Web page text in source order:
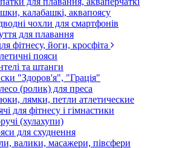
калабашкі, аквапоясу
чохли для смартфонів
для плавання
фітнесу, йоги, кросфіта
пояси
та штанги
"Здоров'я", "Грація"
(ролик) для преса
лямки, петли атлетические
для фітнесу і гімнастики
(хулахупи)
для схуднення
валики, масажери, півсфери